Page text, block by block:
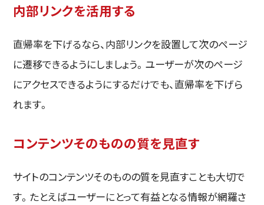
内部リンクを活用する
直帰率を下げるなら、内部リンクを設置して次のページ
に遷移できるようにしましょう。ユーザーが次のページ
にアクセスできるようにするだけでも、直帰率を下げら
れます。
コンテンツそのものの質を見直す
サイトのコンテンツそのものの質を見直すことも大切で
す。たとえばユーザーにとって有益となる情報が網羅さ